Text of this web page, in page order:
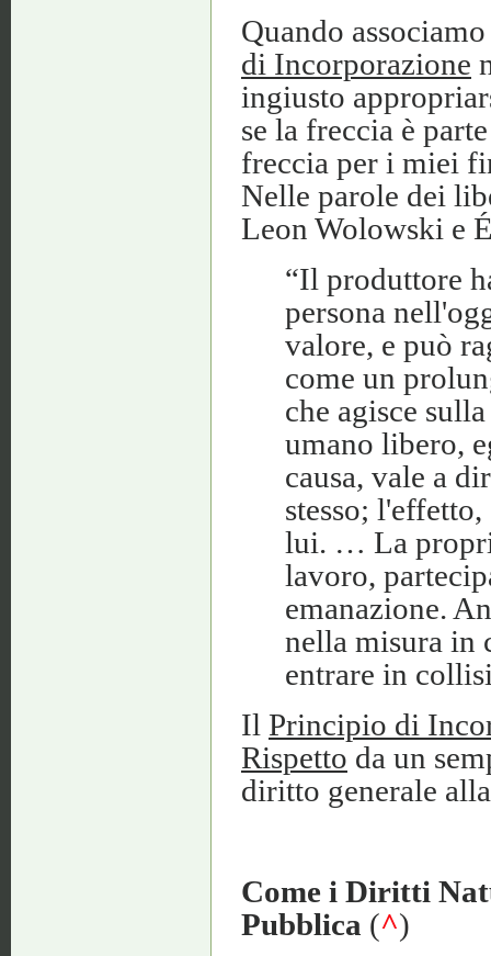
Quando
di Incorporazione
ingiusto
se la freccia è
freccia per i miei
Nelle parole dei
Leon Wolowski e
“Il produttore
persona
valore, e può
come un
che agisce
umano libero,
causa, vale a
stesso;
lui. … La
lavoro,
emanazione.
nella misura in
entrare in
Il Principio di
Rispetto da un
diritto generale
Come i Diritti
Pubblica (^)